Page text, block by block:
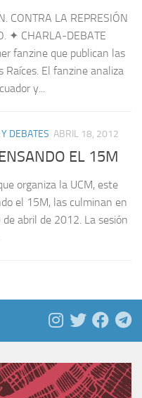
CONTRA LA REPRESIÓN
✦ CHARLA-DEBATE
fanzine que publican las
Raíces. El fanzine analiza
y...
DEBATES ABRIL 18, 2012
EL 15M
organiza la UCM, este
el 15M, las culminan en
abril de 2012. La sesión